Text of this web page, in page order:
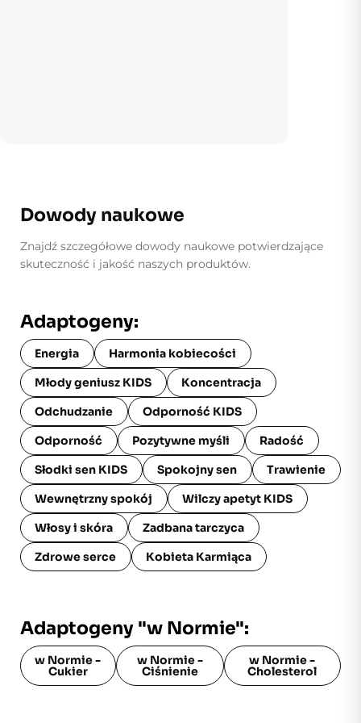
Dowody naukowe
Znajdź szczegółowe dowody naukowe potwierdzające
skuteczność i jakość naszych produktów.
Adaptogeny:
Energia
Harmonia kobiecości
Młody geniusz KIDS
Koncentracja
Odchudzanie
Odporność KIDS
Odporność
Pozytywne myśli
Radość
Słodki sen KIDS
Spokojny sen
Trawienie
Wewnętrzny spokój
Wilczy apetyt KIDS
Włosy i skóra
Zadbana tarczyca
Zdrowe serce
Kobieta Karmiąca
Adaptogeny "w Normie":
w Normie -
Cukier
w Normie -
Ciśnienie
w Normie -
Cholesterol